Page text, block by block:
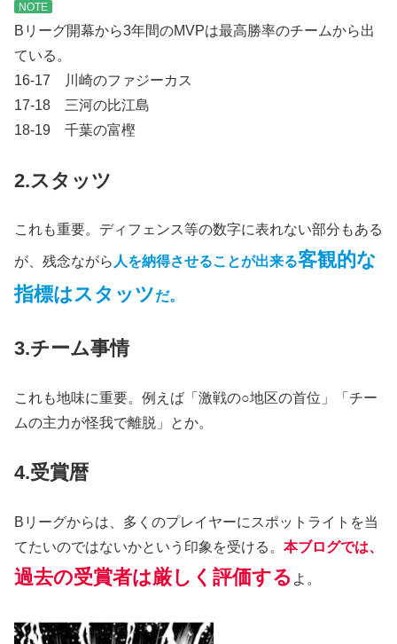
NOTE
Bリーグ開幕から3年間のMVPは最高勝率のチームから出
ている。
16-17 川崎のファジーカス
17-18 三河の比江島
18-19 千葉の富樫
2.スタッツ
これも重要。ディフェンス等の数字に表れない部分もある
が、残念ながら 人を納得させることが出来る客観的な
指標はスタッツだ。
3.チーム事情
これも地味に重要。例えば「激戦の○地区の首位」「チー
ムの主力が怪我で離脱」とか。
4.受賞暦
Bリーグからは、多くのプレイヤーにスポットライトを当
てたいのではないかという印象を受ける。 本ブログでは、
過去の受賞者は厳しく評価する よ。